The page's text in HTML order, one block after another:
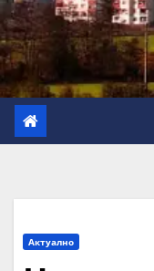
Актуално